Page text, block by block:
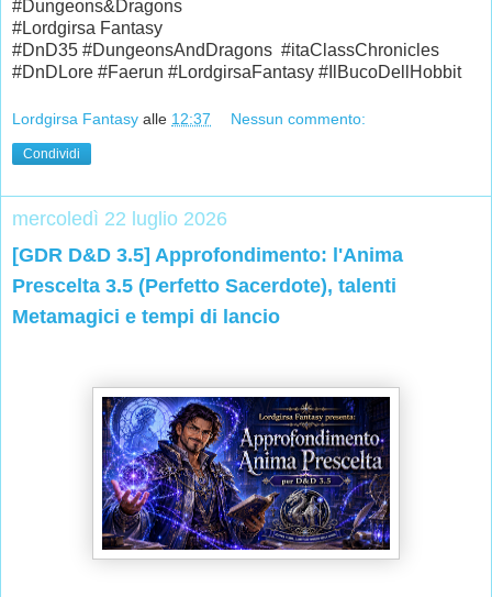
#Dungeons&Dragons
#Lordgirsa Fantasy
#DnD35 #DungeonsAndDragons #itaClassChronicles
#DnDLore #Faerun #LordgirsaFantasy #IlBucoDellHobbit
Lordgirsa Fantasy alle 12:37 Nessun commento:
Condividi
mercoledì 22 luglio 2026
[GDR D&D 3.5] Approfondimento: l'Anima
Prescelta 3.5 (Perfetto Sacerdote), talenti
Metamagici e tempi di lancio